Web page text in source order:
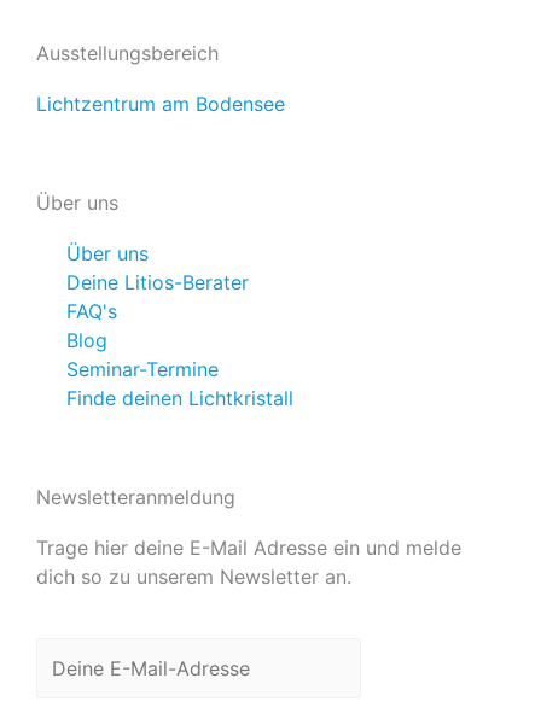
Ausstellungsbereich
Lichtzentrum am Bodensee
Über uns
Über uns
Deine Litios-Berater
FAQ's
Blog
Seminar-Termine
Finde deinen Lichtkristall
Newsletteranmeldung
Trage hier deine E-Mail Adresse ein und melde
dich so zu unserem Newsletter an.